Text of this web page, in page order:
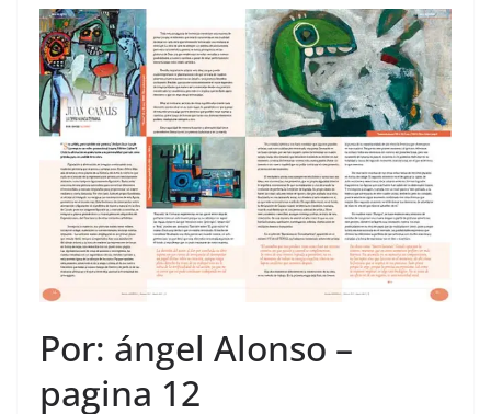
Por: ángel Alonso –
pagina 12